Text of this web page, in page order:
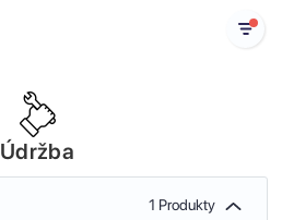
Údržba
1 Produkty